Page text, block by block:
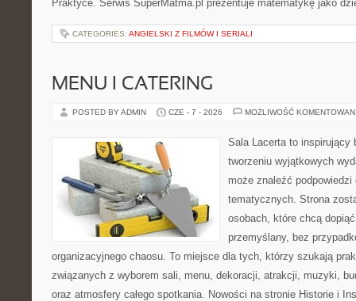
Praktyce. Serwis SuperMatma.pl prezentuje matematykę jako
CATEGORIES: ANGIELSKI Z FILMÓW I SERIALI
MENU I CATERING
POSTED BY ADMIN CZE - 7 - 2026 MOŻLIWOŚĆ
Sala Lacerta to inspirujący
tworzeniu wyjątkowych
może znaleźć
tematycznych. Strona
osobach, które chcą
przemyślany, bez
organizacyjnego chaosu. To miejsce dla tych, którzy szukają
związanych z wyborem sali, menu, dekoracji, atrakcji, muzyki,
oraz atmosfery całego spotkania. Nowości na stronie Historie i